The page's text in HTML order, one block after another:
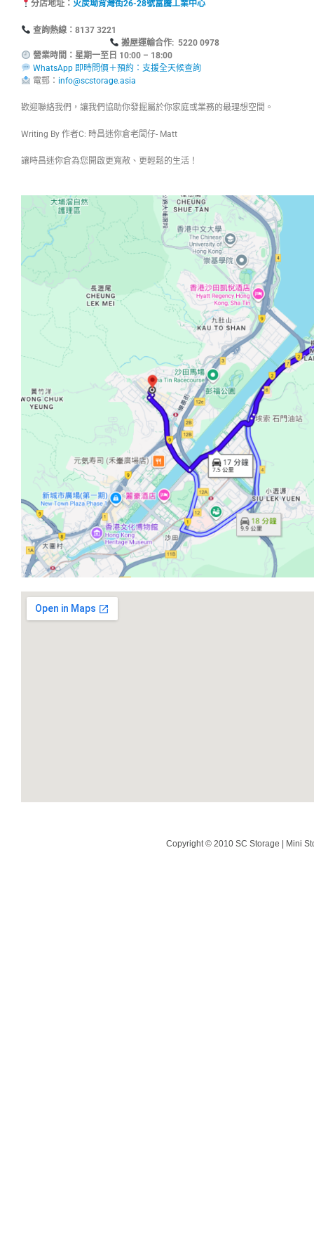
分店地址： 火炭坳背灣街26-28號富騰工業中心
查詢熱線：
搬屋運輸合作: 5220 0978
營業時間：星期一至日 10:00 – 18:00
WhatsApp 即時問價＋預約：支援全天候查詢
電郵： info@scstorage.asia
歡迎聯絡我們，讓我們協助你發掘屬於你家庭或業務的最理想空間。
Writing By 作者C: 時昌迷你倉老闆仔- Matt
讓時昌迷你倉為您開啟更寬敞、更輕鬆的生活！
Copyright © 2010 SC Storage | Mini